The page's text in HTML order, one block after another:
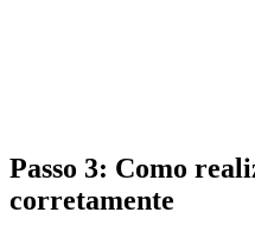
Passo 3: Como
corretamente